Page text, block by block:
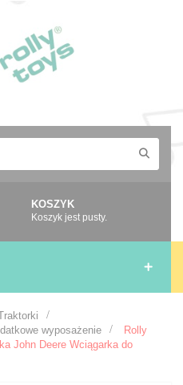
KOSZYK
Koszyk jest pusty.
>
wyposażenie >
Rolly
John Deere Wciągarka do